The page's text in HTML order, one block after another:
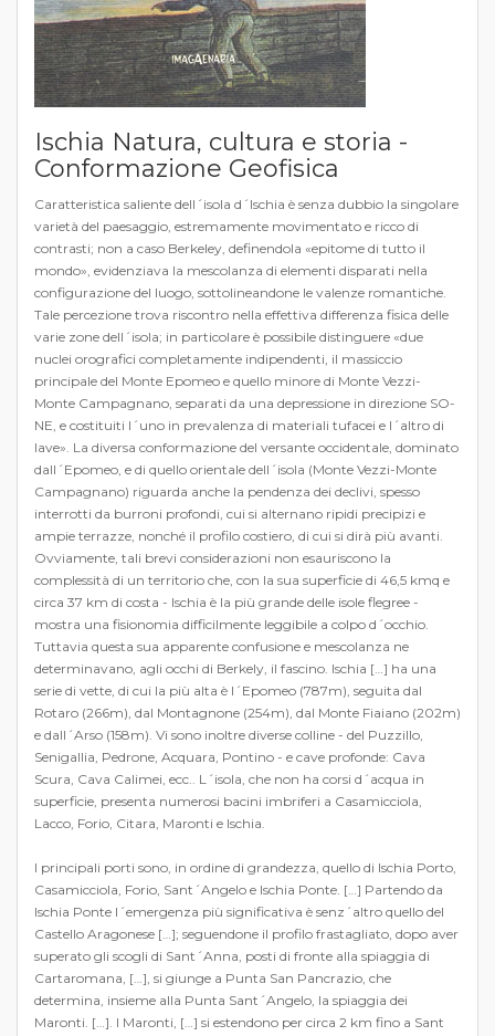
Ischia Natura, cultura e storia -
Conformazione Geofisica
Caratteristica saliente dell´isola d´Ischia è senza dubbio la singolare
varietà del paesaggio, estremamente movimentato e ricco di
contrasti; non a caso Berkeley, definendola «epitome di tutto il
mondo», evidenziava la mescolanza di elementi disparati nella
configurazione del luogo, sottolineandone le valenze romantiche.
Tale percezione trova riscontro nella effettiva differenza fisica delle
varie zone dell´isola; in particolare è possibile distinguere «due
nuclei orografici completamente indipendenti, il massiccio
principale del Monte Epomeo e quello minore di Monte Vezzi-
Monte Campagnano, separati da una depressione in direzione SO-
NE, e costituiti l´uno in prevalenza di materiali tufacei e l´altro di
lave». La diversa conformazione del versante occidentale, dominato
dall´Epomeo, e di quello orientale dell´isola (Monte Vezzi-Monte
Campagnano) riguarda anche la pendenza dei declivi, spesso
interrotti da burroni profondi, cui si alternano ripidi precipizi e
ampie terrazze, nonché il profilo costiero, di cui si dirà più avanti.
Ovviamente, tali brevi considerazioni non esauriscono la
complessità di un territorio che, con la sua superficie di 46,5 kmq e
circa 37 km di costa - Ischia è la più grande delle isole flegree -
mostra una fisionomia difficilmente leggibile a colpo d´occhio.
Tuttavia questa sua apparente confusione e mescolanza ne
determinavano, agli occhi di Berkely, il fascino. Ischia […] ha una
serie di vette, di cui la più alta è l´Epomeo (787m), seguita dal
Rotaro (266m), dal Montagnone (254m), dal Monte Fiaiano (202m)
e dall´Arso (158m). Vi sono inoltre diverse colline - del Puzzillo,
Senigallia, Pedrone, Acquara, Pontino - e cave profonde: Cava
Scura, Cava Calimei, ecc.. L´isola, che non ha corsi d´acqua in
superficie, presenta numerosi bacini imbriferi a Casamicciola,
Lacco, Forio, Citara, Maronti e Ischia.
I principali porti sono, in ordine di grandezza, quello di Ischia Porto,
Casamicciola, Forio, Sant´Angelo e Ischia Ponte. […] Partendo da
Ischia Ponte l´emergenza più significativa è senz´altro quello del
Castello Aragonese […]; seguendone il profilo frastagliato, dopo aver
superato gli scogli di Sant´Anna, posti di fronte alla spiaggia di
Cartaromana, […], si giunge a Punta San Pancrazio, che
determina, insieme alla Punta Sant´Angelo, la spiaggia dei
Maronti. […]. I Maronti, […] si estendono per circa 2 km fino a Sant